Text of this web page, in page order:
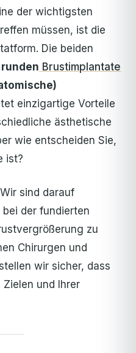
der wichtigsten
müssen, ist die
Die beiden
runden Brustimplantate
einzigartige Vorteile
ästhetische
wie entscheiden Sie,
ist?
Wir sind darauf
der fundierten
zu
Chirurgen und
wir sicher, dass
Zielen und Ihrer